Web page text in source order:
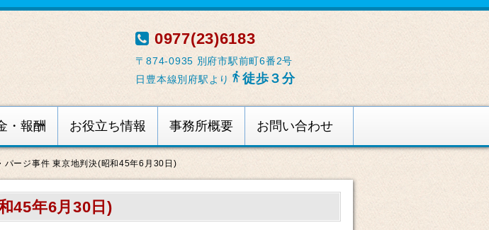
0977(23)6183
〒874-0935 別府市駅前町6番2号
日豊本線別府駅より 徒歩３分
・報酬 お役立ち情報 事務所概要 お問い合わせ
パージ事件 東京地判決(昭和45年6月30日)
45年6月30日)